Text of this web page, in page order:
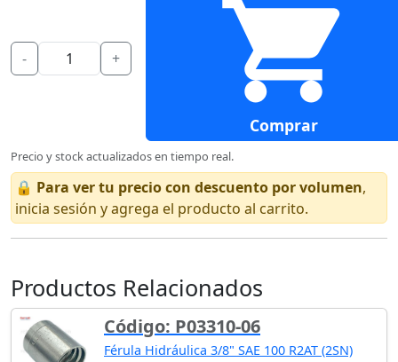
- +
Comprar
Precio y stock actualizados en tiempo real.
🔒 Para ver tu precio con descuento por volumen,
inicia sesión y agrega el producto al carrito.
Productos Relacionados
Código: P03310-06
Férula Hidráulica 3/8" SAE 100 R2AT (2SN)